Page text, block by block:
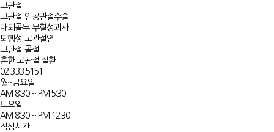
고관절
고관절 인공관절수술
대퇴골두 무혈성괴사​
퇴행성 고관절염​​
고관절 골절
흔한 고관절 질환​​​​
02.333.5151
월~금요일
AM 8:30 ~ PM 5:30
토요일
AM 8:30 ~ PM 12:30
점심시간